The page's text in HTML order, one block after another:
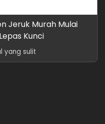
Jeruk Murah Mulai
Kunci
yang sulit